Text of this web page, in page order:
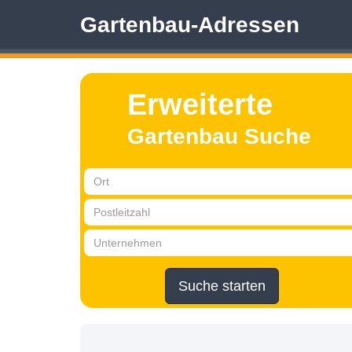
Gartenbau-Adressen
Erweiterte
Gartenbau Suche
Suche starten